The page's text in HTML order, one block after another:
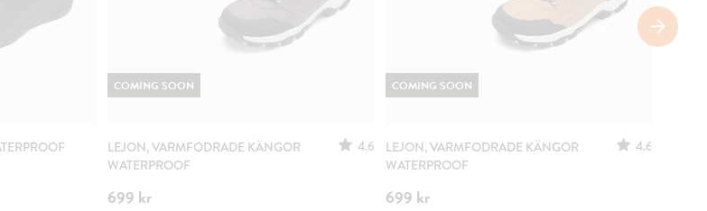
LEJON, VARMFODRADE KÄNGOR
WATERPROOF
4.6
699 kr
COMING SOON
LEJON, VARMFODRADE KÄNGOR
WATERPROOF
4.6
699 kr
COMING SOON